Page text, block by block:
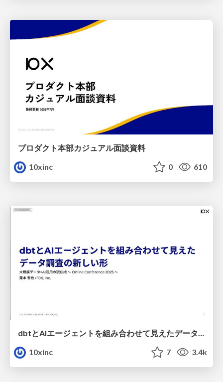
プロダクト本部カジュアル面談資料
10xinc
0 610
dbtとAIエージェントを組み合わせて見えたデータ調査の新しい形
10xinc
7 3.4k